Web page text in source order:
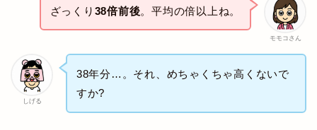
モモコさん
ざっくり 38倍前後。平均の倍以上ね。
しげる
38年分…。それ、めちゃくちゃ高くないで
すか?